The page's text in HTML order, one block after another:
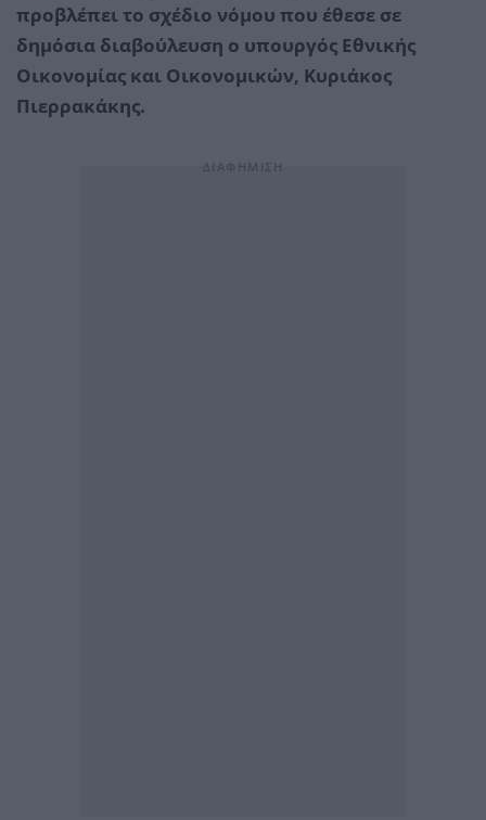
προβλέπει το σχέδιο νόμου που έθεσε σε
δημόσια διαβούλευση ο υπουργός Εθνικής
Οικονομίας και Οικονομικών, Κυριάκος
Πιερρακάκης.